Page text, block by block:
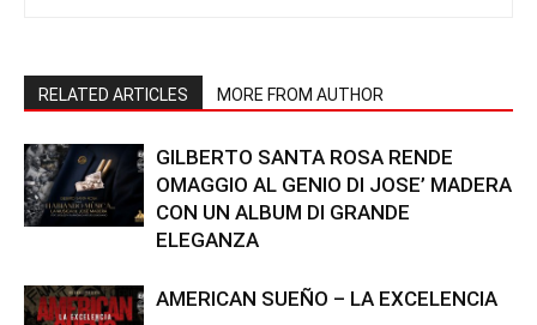
RELATED ARTICLES MORE FROM AUTHOR
GILBERTO SANTA ROSA RENDE
OMAGGIO AL GENIO DI JOSE’ MADERA
CON UN ALBUM DI GRANDE
ELEGANZA
AMERICAN SUEÑO – LA EXCELENCIA